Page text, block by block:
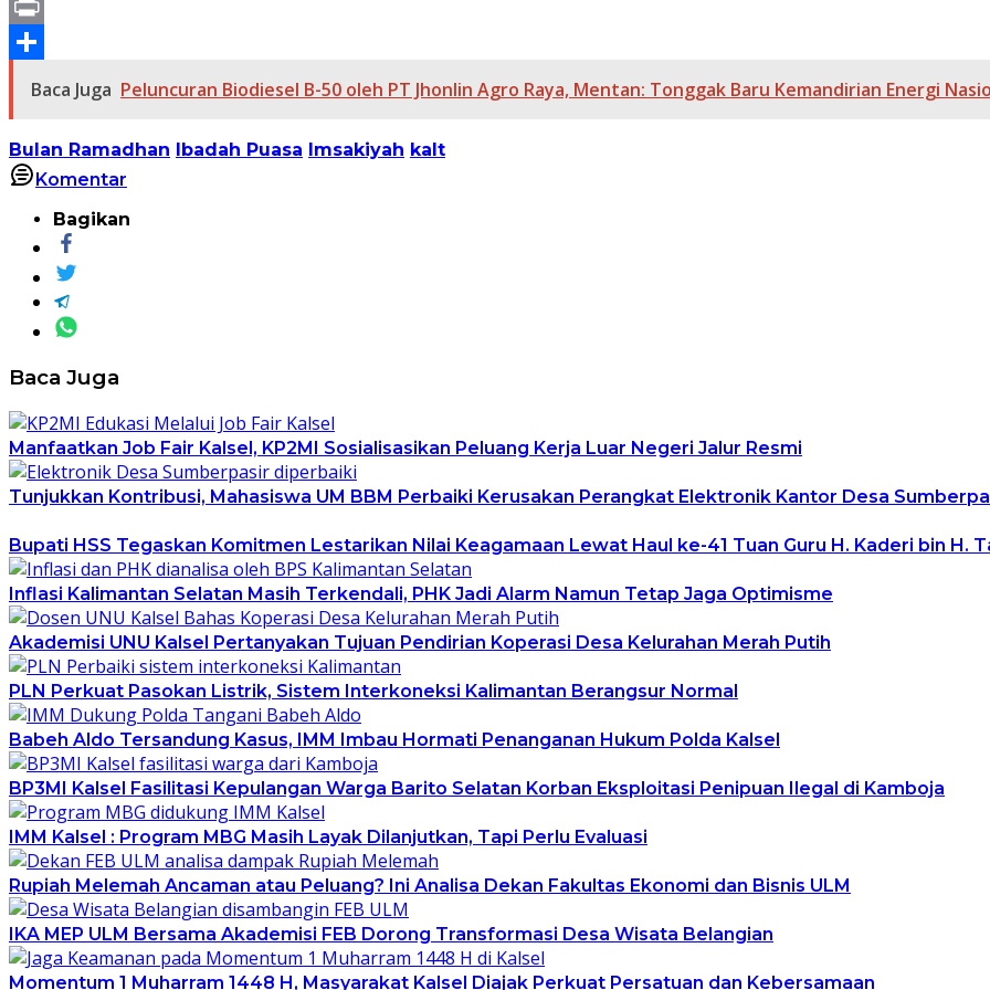
Line
Print
ShareBaca Juga Peluncuran Biodiesel B-50 oleh PT Jhonlin Agro Raya, Mentan: Tonggak Baru Kemandirian Energi
Bulan Ramadhan Ibadah Puasa Imsakiyah kalt
Komentar
Bagikan
Baca Juga
Manfaatkan Job Fair Kalsel, KP2MI Sosialisasikan Peluang Kerja Luar Negeri Jalur Resmi
Tunjukkan Kontribusi, Mahasiswa UM BBM Perbaiki Kerusakan Perangkat Elektronik Kantor Desa
Bupati HSS Tegaskan Komitmen Lestarikan Nilai Keagamaan Lewat Haul ke-41 Tuan Guru H. Kaderi bin H.
Inflasi Kalimantan Selatan Masih Terkendali, PHK Jadi Alarm Namun Tetap Jaga Optimisme
Akademisi UNU Kalsel Pertanyakan Tujuan Pendirian Koperasi Desa Kelurahan Merah Putih
PLN Perkuat Pasokan Listrik, Sistem Interkoneksi Kalimantan Berangsur Normal
Babeh Aldo Tersandung Kasus, IMM Imbau Hormati Penanganan Hukum Polda Kalsel
BP3MI Kalsel Fasilitasi Kepulangan Warga Barito Selatan Korban Eksploitasi Penipuan Ilegal di Kamboja
IMM Kalsel : Program MBG Masih Layak Dilanjutkan, Tapi Perlu Evaluasi
Rupiah Melemah Ancaman atau Peluang? Ini Analisa Dekan Fakultas Ekonomi dan Bisnis ULM
IKA MEP ULM Bersama Akademisi FEB Dorong Transformasi Desa Wisata Belangian
Momentum 1 Muharram 1448 H, Masyarakat Kalsel Diajak Perkuat Persatuan dan Kebersamaan